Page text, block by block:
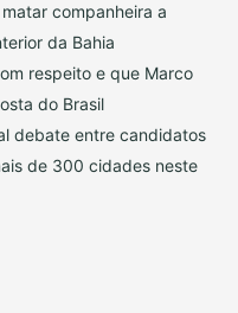
companheira a
da Bahia
respeito e que Marco
do Brasil
debate entre candidatos
de 300 cidades neste